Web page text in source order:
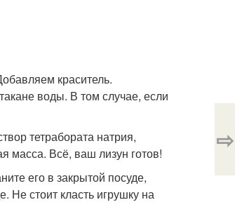
краситель.
воды. В том случае, если
тетрабората натрия,
масса. Всё, ваш лизун готов!
его в закрытой посуде,
Не стоит класть игрушку на
⇨